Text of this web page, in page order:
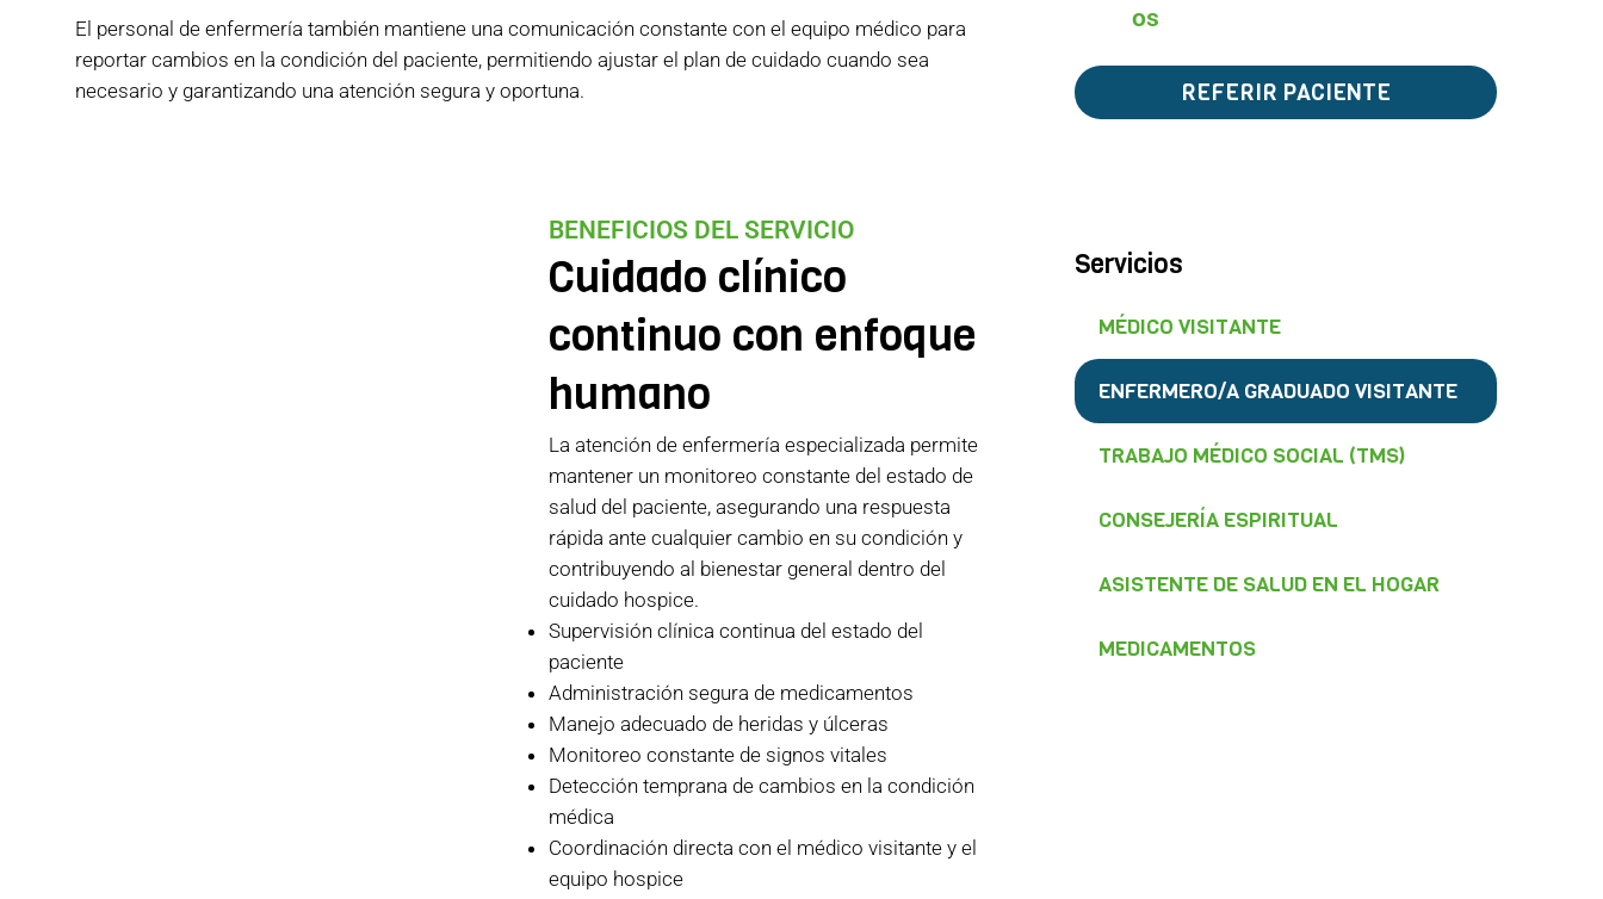
BENEFICIOS DEL SERVICIO
Cuidado clínico
continuo con enfoque
humano
La atención de enfermería especializada permite
mantener un monitoreo constante del estado de
salud del paciente, asegurando una respuesta
rápida ante cualquier cambio en su condición y
contribuyendo al bienestar general dentro del
cuidado hospice.
Supervisión clínica continua del estado del
paciente
Administración segura de medicamentos
Manejo adecuado de heridas y úlceras
Monitoreo constante de signos vitales
Detección temprana de cambios en la condición
médica
Coordinación directa con el médico visitante y el
equipo hospice
El personal de enfermería también mantiene una comunicación constante con el equipo médico para
reportar cambios en la condición del paciente, permitiendo ajustar el plan de cuidado cuando sea
necesario y garantizando una atención segura y oportuna.
os
REFERIR PACIENTE
Servicios
MÉDICO VISITANTE
ENFERMERO/A GRADUADO VISITANTE
TRABAJO MÉDICO SOCIAL (TMS)
CONSEJERÍA ESPIRITUAL
ASISTENTE DE SALUD EN EL HOGAR
MEDICAMENTOS